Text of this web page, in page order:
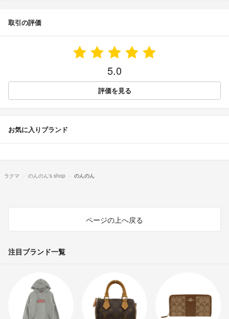
取引の評価
5.0
評価を見る
お気に入りブランド
ラクマ のんのん's shop のんのん
ページの上へ戻る
注目ブランド一覧